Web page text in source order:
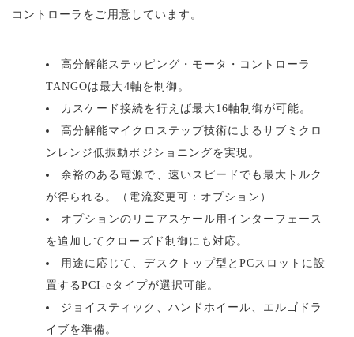
コントローラをご用意しています。
高分解能ステッピング・モータ・コントローラ
TANGOは最大4軸を制御。
カスケード接続を行えば最大16軸制御が可能。
高分解能マイクロステップ技術によるサブミクロ
ンレンジ低振動ポジショニングを実現。
余裕のある電源で、速いスピードでも最大トルク
が得られる。（電流変更可：オプション）
オプションのリニアスケール用インターフェース
を追加してクローズド制御にも対応。
用途に応じて、デスクトップ型とPCスロットに設
置するPCI-eタイプが選択可能。
ジョイスティック、ハンドホイール、エルゴドラ
イブを準備。